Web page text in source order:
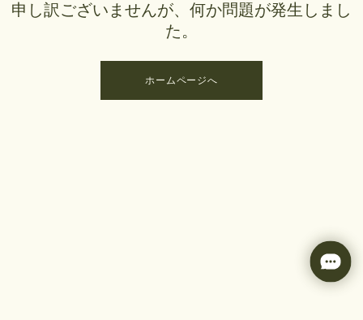
申し訳ございませんが、何か問題が発生しまし
た。
ホームページへ